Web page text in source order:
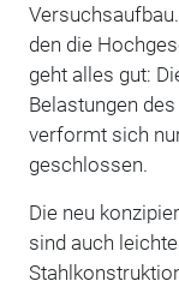
den die
geht alles gut:
Belastungen
verformt sich
geschlossen.
Die neu
sind auch